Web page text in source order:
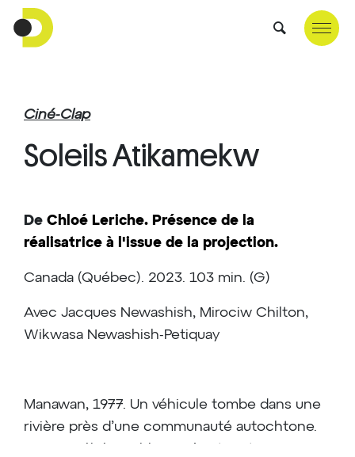
Soleils Atikamekw
Ciné-Clap
De Chloé Leriche. Présence de la
réalisatrice à l'issue de la projection.
Canada (Québec). 2023. 103 min. (G)
Avec Jacques Newashish, Mirociw Chilton,
Wikwasa Newashish-Petiquay
Manawan, 1977. Un véhicule tombe dans une
rivière près d’une communauté autochtone.